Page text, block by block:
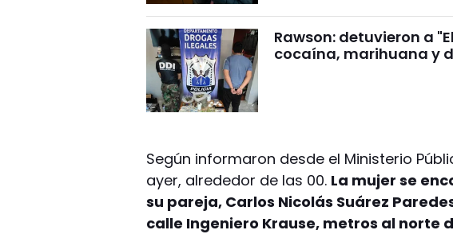
Rawson: detuvieron a
cocaína, marihuana y
Según informaron desde el Ministerio
ayer, alrededor de las 00. La mujer se
su pareja, Carlos Nicolás Suárez
calle Ingeniero Krause, metros al norte